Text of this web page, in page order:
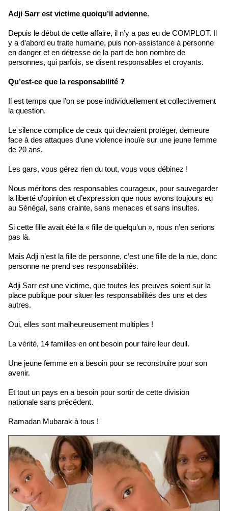
Adji Sarr est victime quoiqu’il advienne.
Depuis le début de cette affaire, il n’y a pas eu de COMPLOT. Il
y a d’abord eu traite humaine, puis non-assistance à personne
en danger et en détresse de la part de bon nombre de
personnes, qui parfois, se disent responsables et croyants.
Qu’est-ce que la responsabilité ?
Il est temps que l’on se pose individuellement et collectivement
la question.
Le silence complice de ceux qui devraient protéger, demeure
face à des attaques d’une violence inouïe sur une jeune femme
de 20 ans.
Les gars, vous gérez rien du tout, vous vous débinez !
Nous méritons des responsables courageux, pour sauvegarder
la liberté d’opinion et d’expression que nous avons toujours eu
au Sénégal, sans crainte, sans menaces et sans insultes.
Si cette fille avait été la « fille de quelqu’un », nous n’en serions
pas là.
Mais Adji n’est la fille de personne, c’est une fille de la rue, donc
personne ne prend ses responsabilités.
Adji Sarr est une victime, que toutes les preuves soient sur la
place publique pour situer les responsabilités des uns et des
autres.
Oui, elles sont malheureusement multiples !
La vérité, 14 familles en ont besoin pour faire leur deuil.
Une jeune femme en a besoin pour se reconstruire pour son
avenir.
Et tout un pays en a besoin pour sortir de cette division
nationale sans précédent.
Ramadan Mubarak à tous !